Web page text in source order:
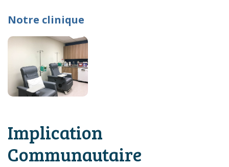
Notre clinique
Implication
Communautaire